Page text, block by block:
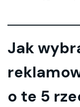
Jak
o te 5